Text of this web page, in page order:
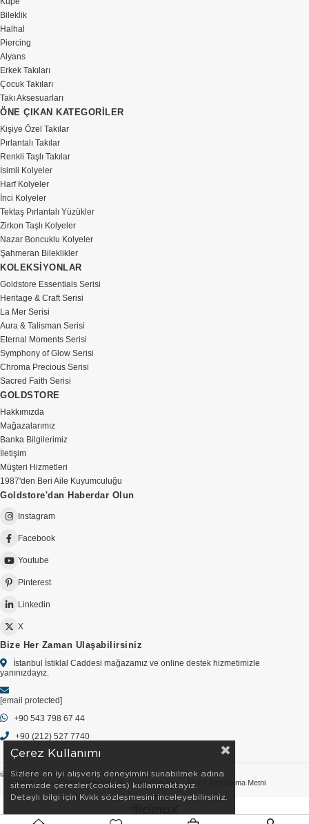
Bileklik
Halhal
Piercing
Alyans
Erkek Takıları
Çocuk Takıları
Takı Aksesuarları
ÖNE ÇIKAN KATEGORİLER
Kişiye Özel Takılar
Pırlantalı Takılar
Renkli Taşlı Takılar
İsimli Kolyeler
Harf Kolyeler
İnci Kolyeler
Tektaş Pırlantalı Yüzükler
Zirkon Taşlı Kolyeler
Nazar Boncuklu Kolyeler
Şahmeran Bileklikler
KOLEKSİYONLAR
Goldstore Essentials Serisi
Heritage & Craft Serisi
La Mer Serisi
Aura & Talisman Serisi
Eternal Moments Serisi
Symphony of Glow Serisi
Chroma Precious Serisi
Sacred Faith Serisi
GOLDSTORE
Hakkımızda
Mağazalarımız
Banka Bilgilerimiz
İletişim
Müşteri Hizmetleri
1987'den Beri Aile Kuyumculuğu
Goldstore'dan Haberdar Olun
Instagram
Facebook
Youtube
Pinterest
Linkedin
X
Bize Her Zaman Ulaşabilirsiniz
İstanbul İstiklal Caddesi mağazamız ve online destek hizmetimizle
yanınızdayız.
[email protected]
+90 543 798 67 44
+90 (212) 527 7740
© 2026 GOLDSTORE - Tüm Hakları Saklıdır.
Sözleşmeler
Gizlilik Politikası Kullanım Koşulları KVKK Aydınlatma Metni
Çerez Kullanımı
Sizlere en iyi alışveriş deneyimini sunabilmek adına
sitemizde çerezler(cookies) kullanmaktayız.
Detaylı bilgi için Kvkk sözleşmesini inceleyebilirsiniz.